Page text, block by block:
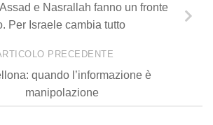
e Nasrallah fanno un fronte
Per Israele cambia tutto
PRECEDENTE
quando l’informazione è
manipolazione